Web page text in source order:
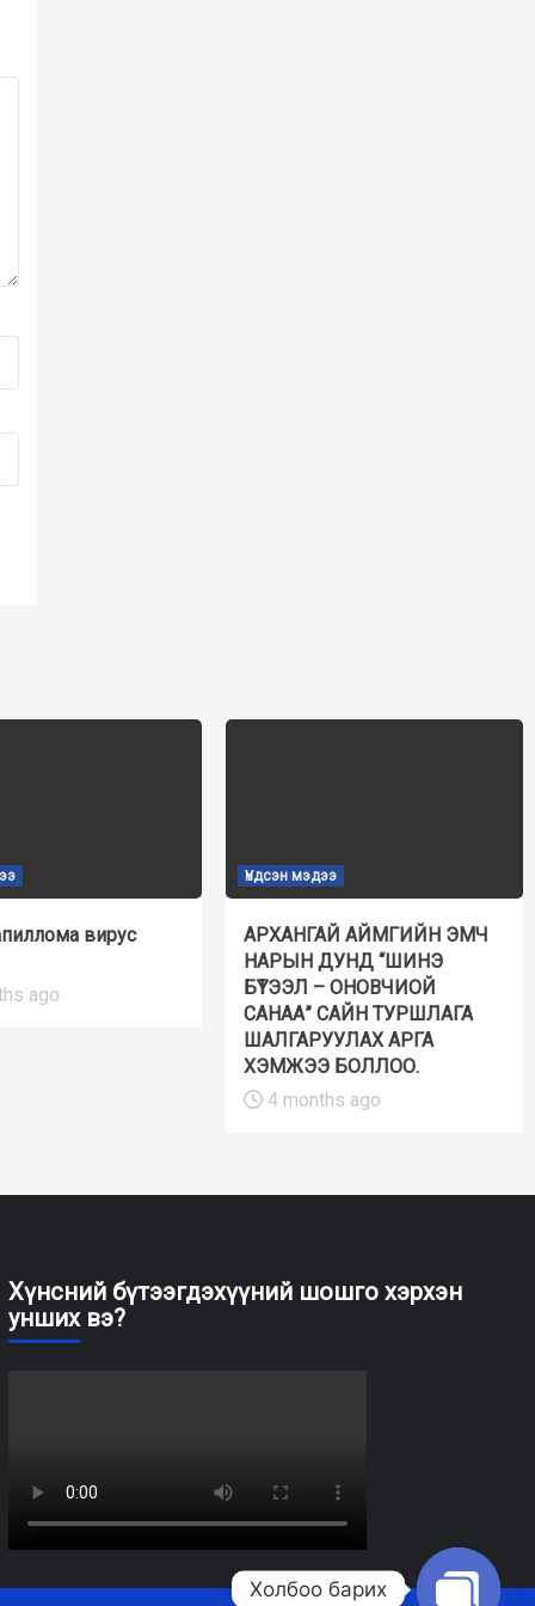
вирус
ago
Үндсэн мэдээ
АРХАНГАЙ АЙМГИЙН ЭМЧ
НАРЫН ДУНД “ШИНЭ
БҮТЭЭЛ – ОНОВЧИОЙ
САНАА” САЙН ТУРШЛАГА
ШАЛГАРУУЛАХ АРГА
ХЭМЖЭЭ БОЛЛОО.
4 months ago
Хүнсний бүтээгдэхүүний шошго хэрхэн
унших вэ?
Холбоо барих